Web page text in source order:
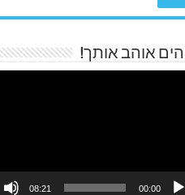
אוהב אותך!
00:00
08:21